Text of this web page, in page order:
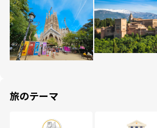
旅のテーマ